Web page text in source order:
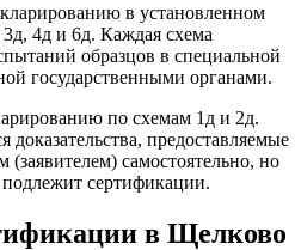
в установленном
4д и 6д. Каждая схема
образцов в специальной
государственными органами.
по схемам 1д и 2д.
предоставляемые
самостоятельно, но
сертификации.
в Щелково